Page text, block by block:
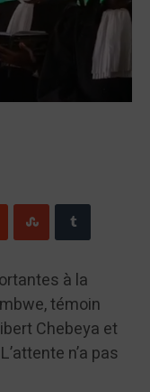
à la
témoin
Chebeya et
n’a pas